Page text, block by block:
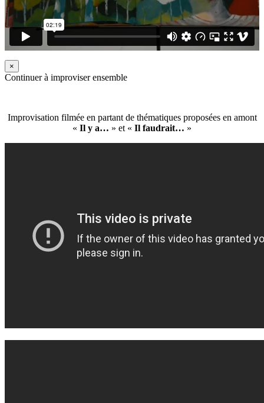
×
Continuer à improviser ensemble
Improvisation filmée en partant de thématiques proposées en amont
« Il y a… » et « Il faudrait… »